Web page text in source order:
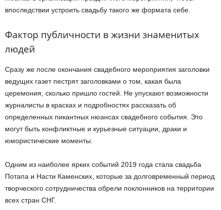
впоследствии устроить свадьбу такого же формата себе.
Фактор публичности в жизни знаменитых
людей
Сразу же после окончания свадебного мероприятия заголовки
ведущих газет пестрят заголовками о том, какая была
церемония, сколько пришло гостей. Не упускают возможности
журналисты в красках и подробностях рассказать об
определенных пикантных нюансах свадебного события. Это
могут быть конфликтные и курьезные ситуации, драки и
юмористические моменты.
Одним из наиболее ярких событий 2019 года стала свадьба
Потапа и Насти Каменских, которые за долговременный период
творческого сотрудничества обрели поклонников на территории
всех стран СНГ.